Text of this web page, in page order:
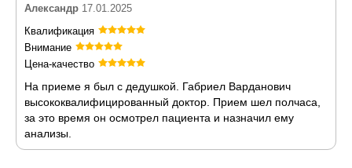
Александр 17.01.2025
Квалификация
Внимание
Цена-качество
На приеме я был с дедушкой. Габриел Варданович
высококвалифицированный доктор. Прием шел полчаса,
за это время он осмотрел пациента и назначил ему
анализы.